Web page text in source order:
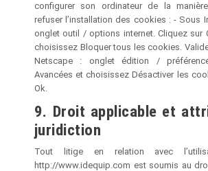
configurer son ordinateur de la
refuser l’installation des cookies : - Sous
onglet outil / options internet. Cliquez sur
choisissez Bloquer tous les cookies.
Netscape : onglet édition /
Avancées et choisissez Désactiver les
Ok.
9. Droit applicable et
juridiction
Tout litige en relation avec
http://www.idequip.com est soumis au